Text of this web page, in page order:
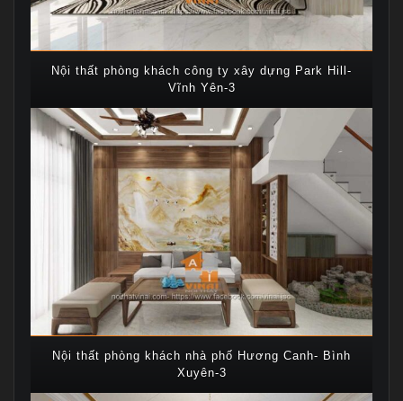
Nội thất phòng khách công ty xây dựng Park Hill-
Vĩnh Yên-3
Nội thất phòng khách nhà phố Hương Canh- Bình
Xuyên-3